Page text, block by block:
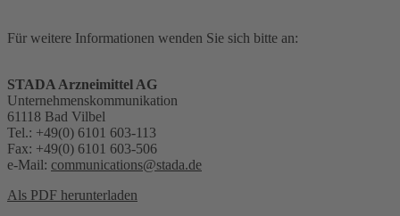
Für weitere Informationen wenden Sie sich bitte an:
STADA Arzneimittel AG
Unternehmenskommunikation
61118 Bad Vilbel
Tel.: +49(0) 6101 603-113
Fax: +49(0) 6101 603-506
e-Mail: communications@stada.de
Als PDF herunterladen